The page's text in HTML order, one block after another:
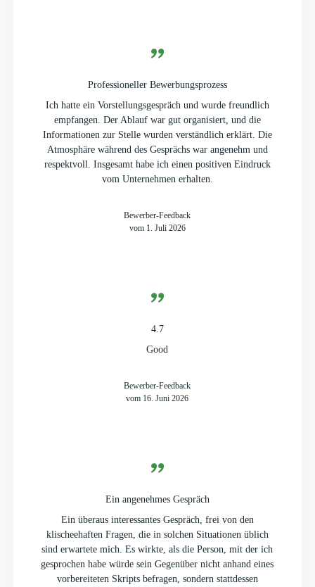
Professioneller Bewerbungsprozess
Ich hatte ein Vorstellungsgespräch und wurde freundlich
empfangen. Der Ablauf war gut organisiert, und die
Informationen zur Stelle wurden verständlich erklärt. Die
Atmosphäre während des Gesprächs war angenehm und
respektvoll. Insgesamt habe ich einen positiven Eindruck
vom Unternehmen erhalten.
Bewerber-Feedback
vom 1. Juli 2026
4.7
Good
Bewerber-Feedback
vom 16. Juni 2026
Ein angenehmes Gespräch
Ein überaus interessantes Gespräch, frei von den
klischeehaften Fragen, die in solchen Situationen üblich
sind erwartete mich. Es wirkte, als die Person, mit der ich
gesprochen habe würde sein Gegenüber nicht anhand eines
vorbereiteten Skripts befragen, sondern stattdessen